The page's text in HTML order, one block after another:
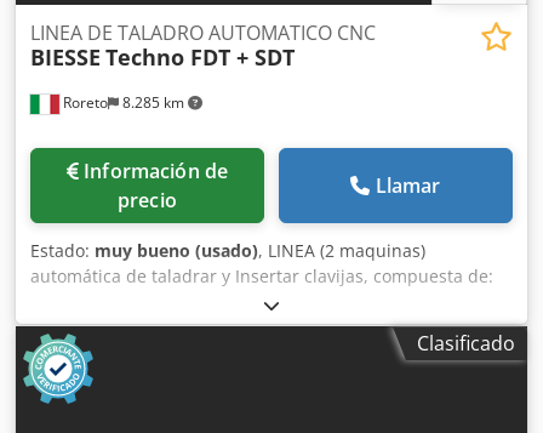
Roreto 8.285 km
LINEA DE TALADRO AUTOMATICO CNC
BIESSE Techno FDT + SDT
Información de
precio
Llamar
Estado: muy bueno (usado), LINEA (2 maquinas)
automática de taladrar y Insertar clavijas, compuesta de:
W12054A) TALADRO AUTOMÁTICO "BIESSE" Techno FDT -
N. 2 cintas motorizadas de alimentación, velocitad de
avance hasta 75 m/min - N. 2 grupos horizontales (cada
uno con N. 2 cabezales de taladro de 11 ejes, HP 1,8x2) - N.
5 grupos verticales inferiores (cadauno con 2 cabezales de
Clasificado